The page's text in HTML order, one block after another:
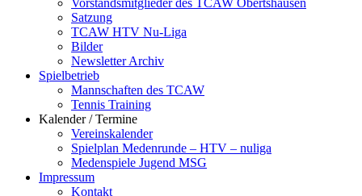
Vorstandsmitglieder des TCAW Obertshausen
Satzung
TCAW HTV Nu-Liga
Bilder
Newsletter Archiv
Spielbetrieb
Mannschaften des TCAW
Tennis Training
Kalender / Termine
Vereinskalender
Spielplan Medenrunde – HTV – nuliga
Medenspiele Jugend MSG
Impressum
Kontakt